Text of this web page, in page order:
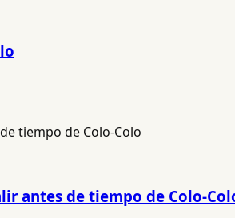
antes de tiempo de Colo-